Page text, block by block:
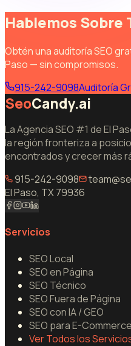
Hablemos Sobre
Obtén una auditoría SEO
Paso — sin compromisos.
915-242-9098Auditoría
SeoCandy.ai
La Agencia SEO #1 de El
la región fronteriza a
encontrados y crecer más
915-242-9098
El Paso, TX 79936
Servicios
SEO Local
SEO en Página
SEO Técnico
SEO Fuera de Página
SEO con IA / GEO
SEO para E-Commerce
Ver Todos los